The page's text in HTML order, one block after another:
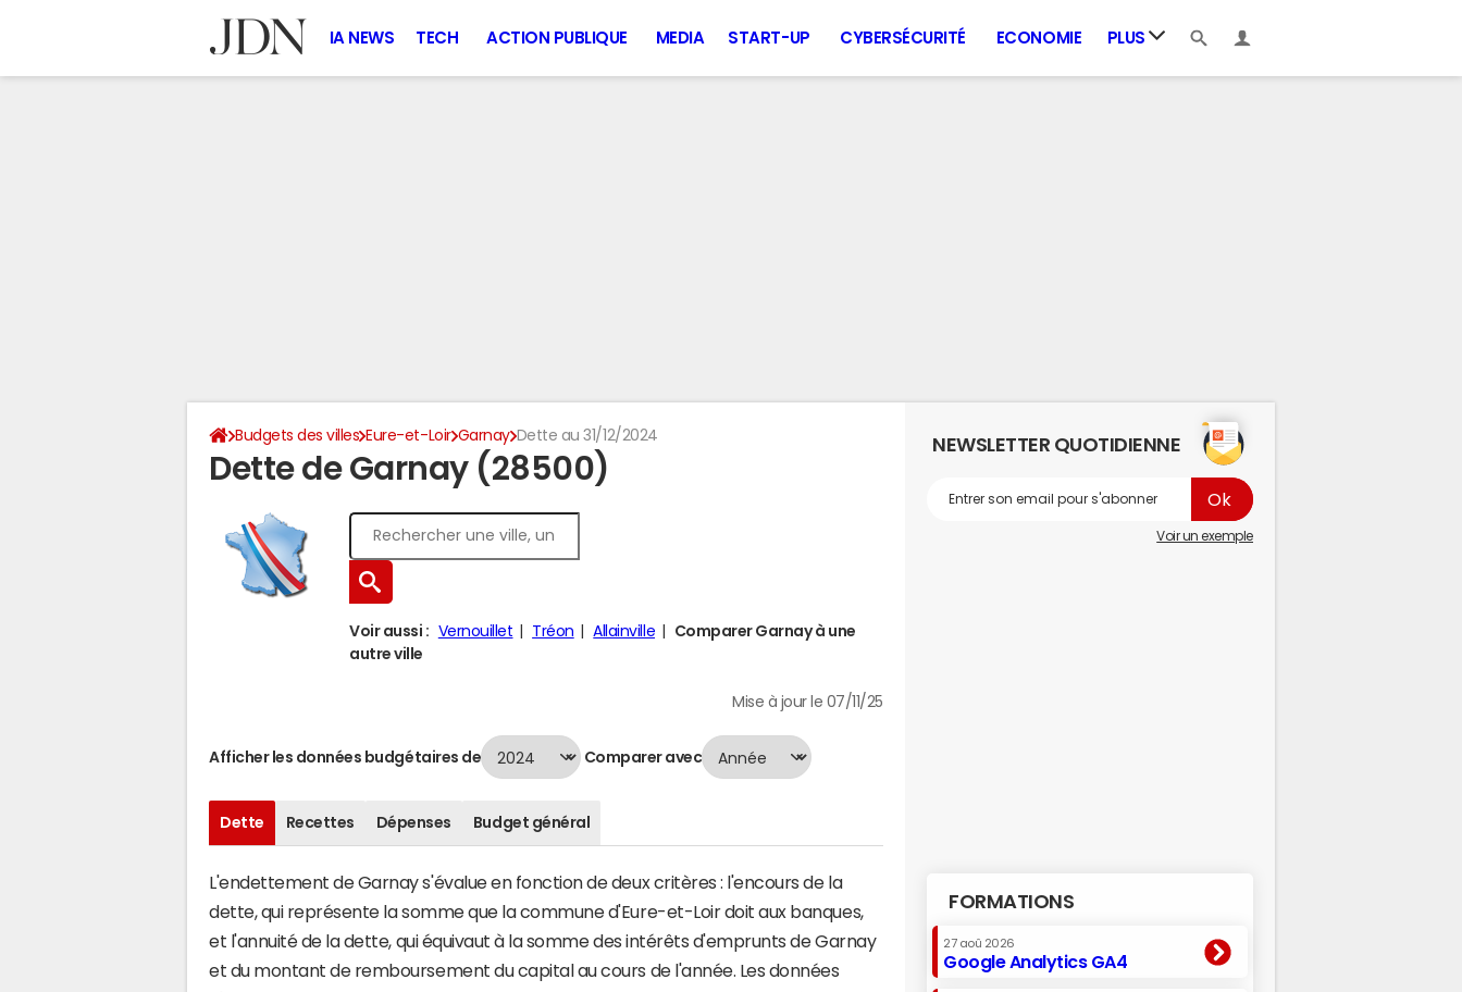
IA NEWS TECH ACTION PUBLIQUE MEDIA START-UP CYBERSÉCURITÉ ECONOMIE PLUS
Budgets des villes Eure-et-Loir Garnay Dette au 31/12/2024
Dette de Garnay (28500)
Voir aussi : Vernouillet Tréon Allainville
Comparer Garnay à une
autre ville
Mise à jour le 07/11/25
Afficher les données budgétaires de Comparer avec
Dette Recettes Dépenses Budget général
L'endettement de Garnay s'évalue en fonction de deux critères : l'encours de la
dette, qui représente la somme que la commune d'Eure-et-Loir doit aux banques,
et l'annuité de la dette, qui équivaut à la somme des intérêts d'emprunts de Garnay
et du montant de remboursement du capital au cours de l'année. Les données
NEWSLETTER QUOTIDIENNE
Voir un exemple
FORMATIONS
27 aoû 2026
Google Analytics GA4